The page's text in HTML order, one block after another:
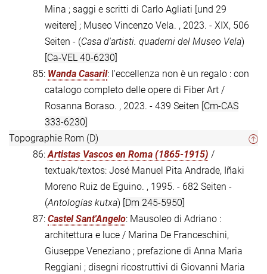
Mina ; saggi e scritti di Carlo Agliati [und 29
weitere] ; Museo Vincenzo Vela. , 2023. - XIX, 506
Seiten - (Casa d'artisti. quaderni del Museo Vela)
[Ca-VEL 40-6230]
85: Wanda Casaril: l'eccellenza non è un regalo : con
catalogo completo delle opere di Fiber Art /
Rosanna Boraso. , 2023. - 439 Seiten [Cm-CAS
333-6230]
Topographie Rom (D)
86:Artistas Vascos en Roma (1865-1915) /
textuak/textos: José Manuel Pita Andrade, Iñaki
Moreno Ruiz de Eguino. , 1995. - 682 Seiten -
(Antologías kutxa) [Dm 245-5950]
87: Castel Sant'Angelo: Mausoleo di Adriano :
architettura e luce / Marina De Franceschini,
Giuseppe Veneziano ; prefazione di Anna Maria
Reggiani ; disegni ricostruttivi di Giovanni Maria